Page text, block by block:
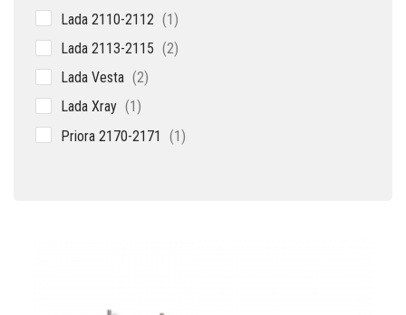
Lada 2110-2112 11
Lada 2113-2115 22
Lada Vesta 22
Lada Xray 1 1
Priora 2170-2171 11